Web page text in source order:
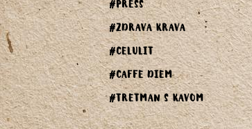
#PRESS
#ZDRAVA KRAVA
#CELULIT
#CAFFE DIEM
#TRETMAN S KAVOM